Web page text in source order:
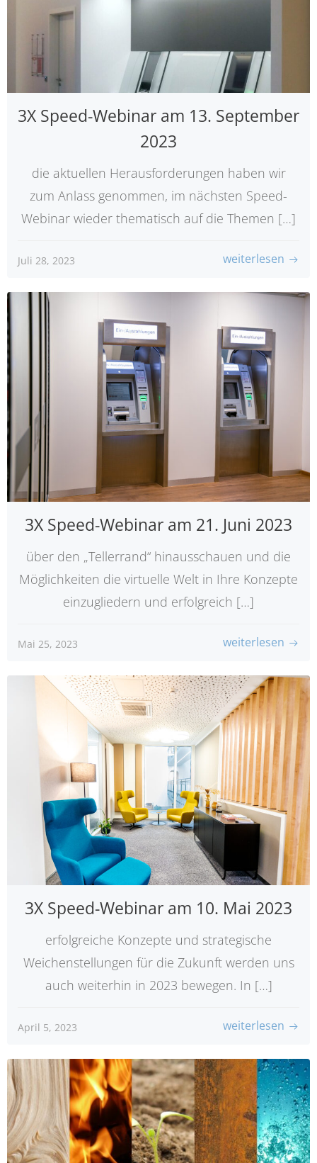
3X Speed-Webinar am 13. September
2023
die aktuellen Herausforderungen haben wir
zum Anlass genommen, im nächsten Speed-
Webinar wieder thematisch auf die Themen […]
Juli 28, 2023 weiterlesen
3X Speed-Webinar am 21. Juni 2023
über den „Tellerrand“ hinausschauen und die
Möglichkeiten die virtuelle Welt in Ihre Konzepte
einzugliedern und erfolgreich […]
Mai 25, 2023 weiterlesen
3X Speed-Webinar am 10. Mai 2023
erfolgreiche Konzepte und strategische
Weichenstellungen für die Zukunft werden uns
auch weiterhin in 2023 bewegen. In […]
April 5, 2023 weiterlesen